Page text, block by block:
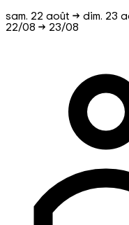
sam. 22 août → dim. 23
22/08 → 23/08